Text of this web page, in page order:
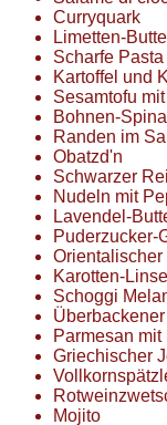
Curryquark
Limetten-
Scharfe
Kartoffel und
Sesamtofu
Bohnen-
Randen im
Obatzd'n
Schwarzer
Nudeln mit
Lavendel-
Puderzucker-
Orientalischer
Karotten-
Schoggi
Überbackener
Parmesan
Griechischer
Mojito